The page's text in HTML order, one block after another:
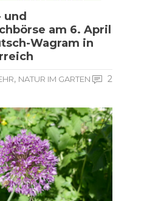
und
am 6. April
Wagram in
, NATUR IM GARTEN 2